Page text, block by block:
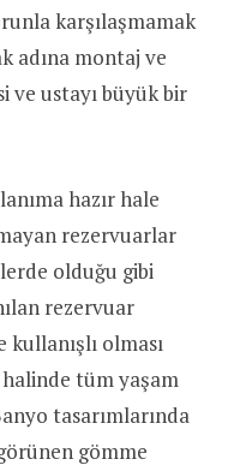
karşılaşmamak
adına montaj ve
ve ustayı büyük bir
hazır hale
rezervuarlar
olduğu gibi
rezervuar
olması
halinde tüm yaşam
tasarımlarında
gömme